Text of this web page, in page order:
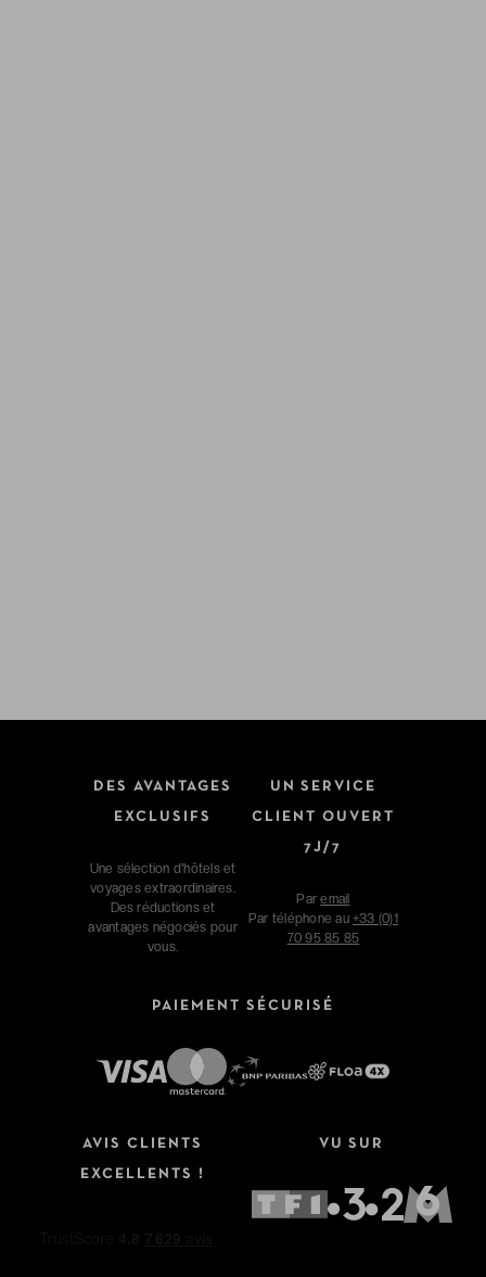
DES AVANTAGES
EXCLUSIFS
Une sélection d'hôtels et
voyages extraordinaires.
Des réductions et
avantages négociés pour
vous.
UN SERVICE
CLIENT OUVERT
7J/7
Paremail
Par téléphone au +33 (0)1
70 95 85 85
PAIEMENT SÉCURISÉ
AVIS CLIENTS
EXCELLENTS !
VU SUR